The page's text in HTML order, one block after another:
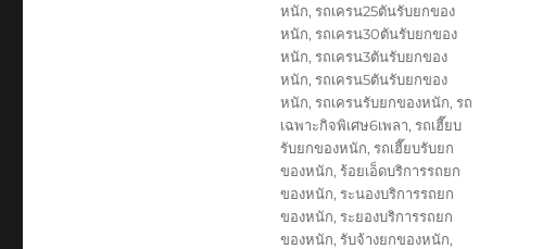
หนัก, รถเครน25ตันรับยกของ
หนัก, รถเครน30ตันรับยกของ
หนัก, รถเครน3ตันรับยกของ
หนัก, รถเครน5ตันรับยกของ
หนัก, รถเครนรับยกของหนัก, รถ
เฉพาะกิจพิเศษ6เพลา, รถเฮี๊ยบ
รับยกของหนัก, รถเฮี๊ยบรับยก
ของหนัก, ร้อยเอ็ดบริการรถยก
ของหนัก, ระนองบริการรถยก
ของหนัก, ระยองบริการรถยก
ของหนัก, รับจ้างยกของหนัก,